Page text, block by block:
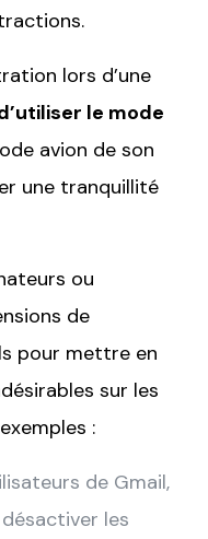
lors d’une
le mode
avion de son
une tranquillité
ou
de
pour mettre en
sur les
:
de Gmail,
les